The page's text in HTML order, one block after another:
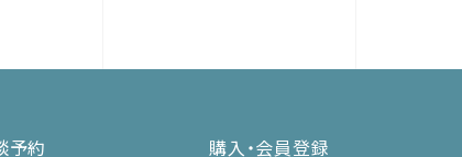
予約 購入・会員登録